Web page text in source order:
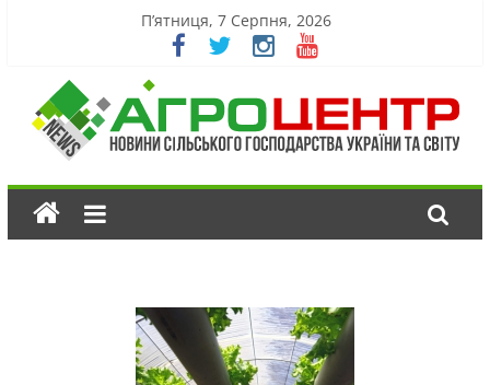
П’ятниця, 7 Серпня, 2026